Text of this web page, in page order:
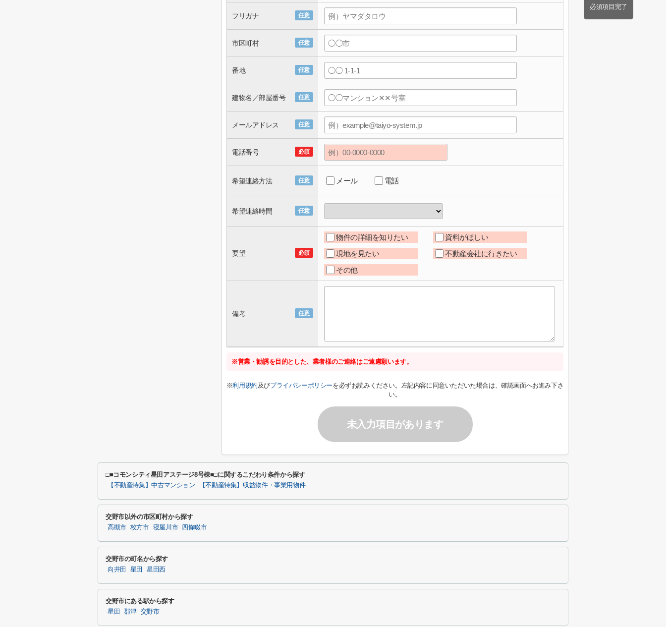
必須項目完了
任意
フリガナ
任意
市区町村
任意
番地
任意
建物名／部屋番号
任意
メールアドレス
必須
電話番号
任意
希望連絡方法 メール 電話
任意
希望連絡時間
必須
要望
物件の詳細を知りたい
資料がほしい
現地を見たい
不動産会社に行きたい
その他
任意
備考
※営業・勧誘を目的とした、業者様のご連絡はご遠慮願います。
※利用規約及びプライバシーポリシーを必ずお読みください。左記内容に同意いただいた場合は、確認画面へお進み下さ
い。
未入力項目があります
□■コモンシティ星田アステージ8号棟■□に関するこだわり条件から探す
【不動産特集】中古マンション 【不動産特集】収益物件・事業用物件
交野市以外の市区町村から探す
高槻市 枚方市 寝屋川市 四條畷市
交野市の町名から探す
向井田 星田 星田西
交野市にある駅から探す
星田 郡津 交野市